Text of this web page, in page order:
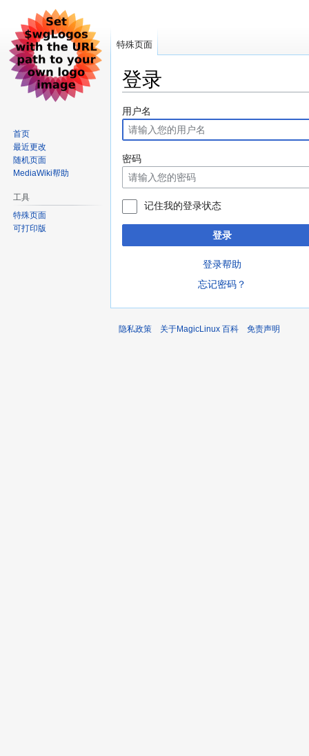
登录
跳
到
导
航
跳
到
搜
索
用户名
密码
记住我的登录状态
登录
登录帮助
忘记密码？
特殊页面
首页
最近更改
随机页面
MediaWiki帮助
工具
特殊页面
可打印版
隐私政策 关于MagicLinux 百科 免责声明